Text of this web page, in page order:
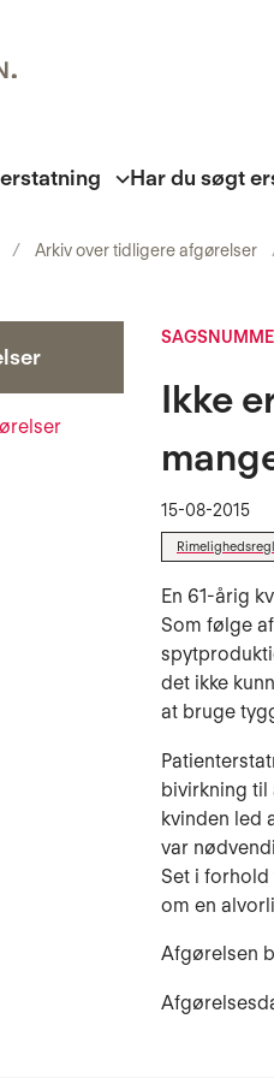
Har du søgt
Arkiv over tidligere afgørelser
Ikke
15-08-2015
En 61-årig
Som følge
det ikke
at bruge
bivirkning til
kvinden led
var
Set i forhold
om en
Afgørelsen